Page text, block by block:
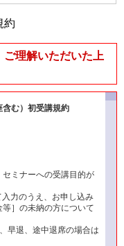
約
理解いただいた上
含む）初受講規約
ミナーへの受講目的が
力のうえ、お申し込み
］の未納の方について
早退、途中退席の場合は